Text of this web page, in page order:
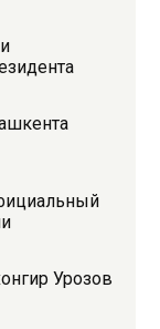
Урозов